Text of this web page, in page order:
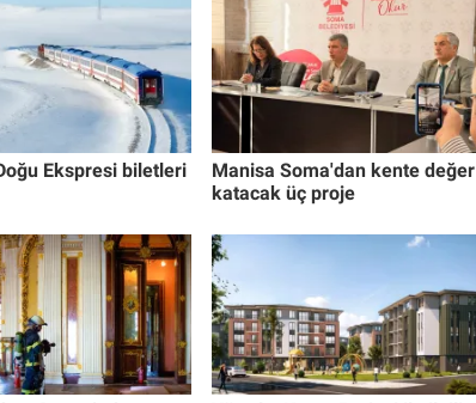
Ekspresi biletleri
Manisa Soma'dan kente değer
katacak üç proje